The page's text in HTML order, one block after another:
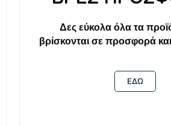
Δες εύκολα όλα τα
βρίσκονται σε προσφορά
ΕΔΩ